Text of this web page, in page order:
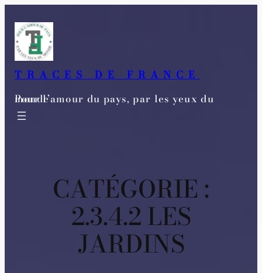
contenu
TRACES DE FRANCE
Pour l’amour du pays, par les yeux du monde
CATÉGORIE :
2.3.4.2 LES
JARDINS